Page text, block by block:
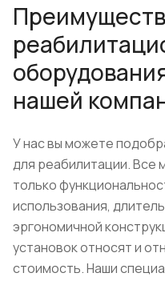
нашей
У нас вы можете
для реабилитации. Все
только
использования,
эргономичной
установок относят и
стоимость. Наши